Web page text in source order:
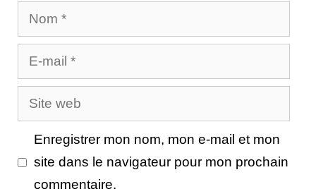
Nom
E-
mail
Site
web
Enregistrer mon nom, mon e-mail et mon
site dans le navigateur pour mon prochain
commentaire.